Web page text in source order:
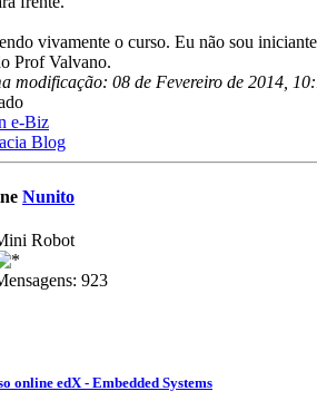
vivamente o curso. Eu não sou
Prof Valvano.
modificação: 08 de Fevereiro de 2014,
e-Biz
Blog
Nunito
Robot
923
online edX - Embedded Systems